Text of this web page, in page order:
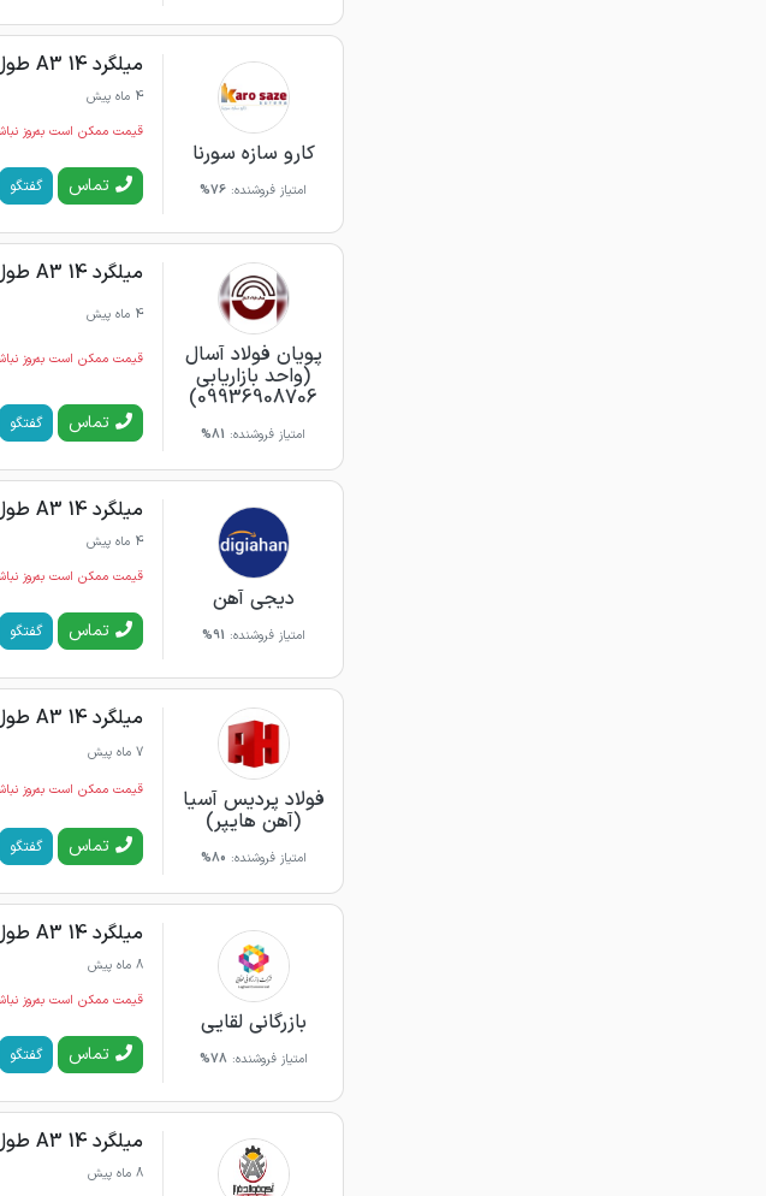
کارو سازه سورنا
امتیاز فروشنده: 76%
میلگرد 14 A3 طول 12 آریان فولاد
4 ماه پیش
قیمت ممکن است به‌روز
تماس گفتگو
پویان فولاد آسال
(واحد بازاریابی
09936908706)
امتیاز فروشنده: 81%
میلگرد 14 A3 طول 12 آریان فولاد
4 ماه پیش
قیمت ممکن است به‌روز
تماس گفتگو
دیجی آهن
امتیاز فروشنده: 91%
میلگرد 14 A3 طول 12 آریان فولاد
4 ماه پیش
قیمت ممکن است به‌روز
تماس گفتگو
فولاد پردیس آسیا
(آهن هایپر)
امتیاز فروشنده: 80%
میلگرد 14 A3 طول 12 آریان فولاد
7 ماه پیش
قیمت ممکن است به‌روز
تماس گفتگو
بازرگانی لقایی
امتیاز فروشنده: 78%
میلگرد 14 A3 طول 12 آریان فولاد
8 ماه پیش
قیمت ممکن است به‌روز
تماس گفتگو
میلگرد 14 A3 طول 12 آریان فولاد
8 ماه پیش